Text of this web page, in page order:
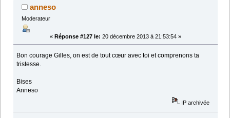
anneso
Moderateur
« Réponse #127 le: 20 décembre 2013 à 21:53:54 »
Bon courage Gilles, on est de tout cœur avec toi et comprenons ta
tristesse.
Bises
Anneso
IP archivée